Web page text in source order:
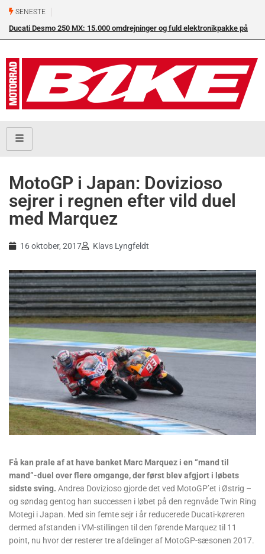
SENESTE
Ducati Desmo 250 MX: 15.000 omdrejninger og fuld elektronikpakke på
MotoGP i Japan: Dovizioso
sejrer i regnen efter vild duel
med Marquez
16 oktober, 2017 Klavs Lyngfeldt
Få kan prale af at have banket Marc Marquez i en “mand til
mand”-duel over flere omgange, der først blev afgjort i løbets
sidste sving. Andrea Dovizioso gjorde det ved MotoGP’et i Østrig –
og søndag gentog han successen i løbet på den regnvåde Twin Ring
Motegi i Japan. Med sin femte sejr i år reducerede Ducati-køreren
dermed afstanden i VM-stillingen til den førende Marquez til 11
point, nu hvor der resterer tre afdelinger af MotoGP-sæsonen 2017.